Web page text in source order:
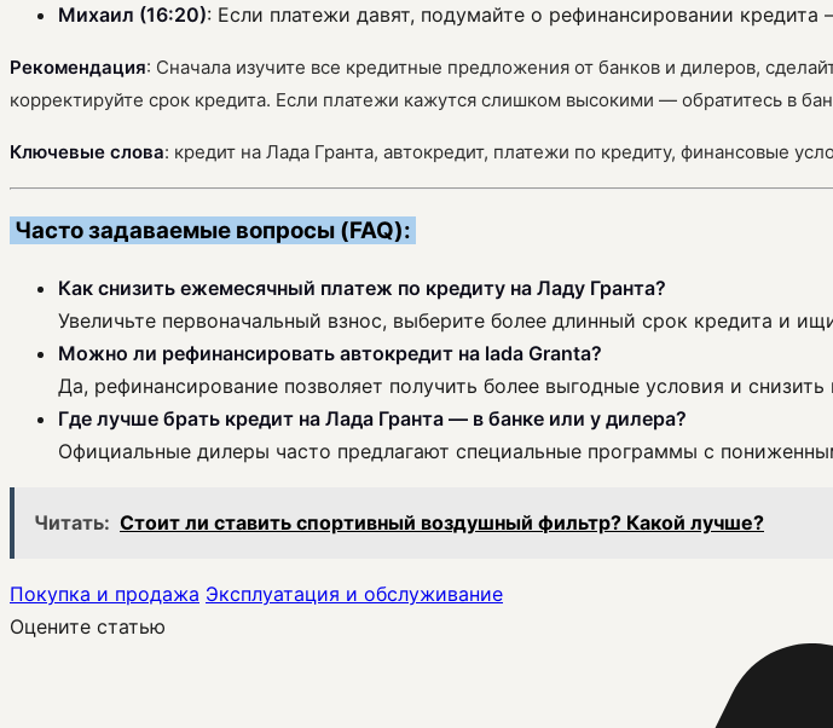
Михаил (16:20): Если платежи давят, подумайте о рефинансировании
Рекомендация: Сначала изучите все кредитные предложения от банков и дилеров,
корректируйте срок кредита. Если платежи кажутся слишком высокими — обратитесь в
Ключевые слова: кредит на Лада Гранта, автокредит, платежи по кредиту, финансовые
Часто задаваемые вопросы (FAQ):
Как снизить ежемесячный платеж по кредиту на Ладу Гранта?
Увеличьте первоначальный взнос, выберите более длинный срок кредита и
Можно ли рефинансировать автокредит на lada Granta?
Да, рефинансирование позволяет получить более выгодные условия и снизить
Где лучше брать кредит на Лада Гранта — в банке или у дилера?
Официальные дилеры часто предлагают специальные программы с
Читать: Стоит ли ставить спортивный воздушный фильтр? Какой лучше?
Покупка и продажа Эксплуатация и обслуживание
Оцените статью